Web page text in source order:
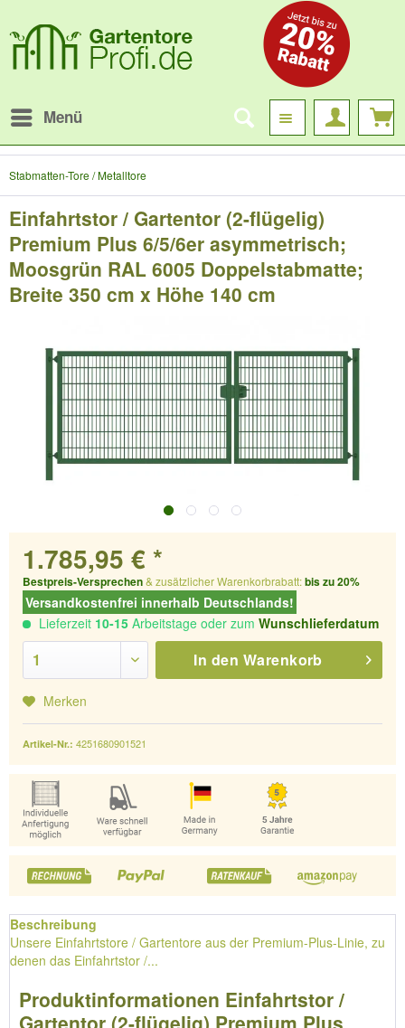
Menü
Stabmatten-Tore / Metalltore
Einfahrtstor / Gartentor (2-flügelig)
Premium Plus 6/5/6er asymmetrisch;
Moosgrün RAL 6005 Doppelstabmatte;
Breite 350 cm x Höhe 140 cm
1.785,95 € *
Bestpreis-Versprechen& zusätzlicher Warenkorbrabatt:bis zu 20%
Versandkostenfrei innerhalb Deutschlands!
Lieferzeit 10-15 Arbeitstage oder zum Wunschlieferdatum
In den Warenkorb
Merken
Artikel-Nr.: 4251680901521
Beschreibung
Unsere Einfahrtstore / Gartentore aus der Premium-Plus-Linie, zu
denen das Einfahrtstor /...
Produktinformationen Einfahrtstor /
Gartentor (2-flügelig) Premium Plus